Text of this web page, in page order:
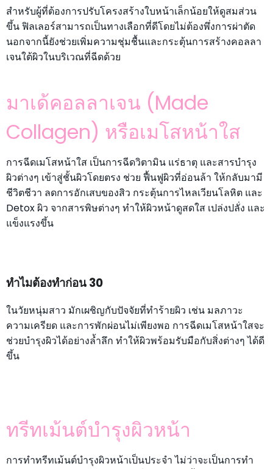
สำหรับผู้ที่ต้องการปรับโครงสร้างใบหน้าเล็กน้อยให้ดูสมส่วน
ขึ้น ฟิลเลอร์สามารถเป็นทางเลือกที่ดีโดยไม่ต้องพึ่งการผ่าตัด
นอกจากนี้ยังช่วยเพิ่มความชุ่มชื้นและกระตุ้นการสร้างคอลลา
เจนใต้ผิวในบริเวณที่ฉีดด้วย
มาเด้คอลลาเจน (Made
Collagen) หรือเมโสหน้าใส
การฉีดเมโสหน้าใส เป็นการฉีดวิตามิน แร่ธาตุ และสารบำรุง
ผิวต่างๆ เข้าสู่ชั้นผิวโดยตรง ช่วย ฟื้นฟูผิวที่อ่อนล้า ให้กลับมามี
ชีวิตชีวา ลดการอักเสบของสิว กระตุ้นการไหลเวียนโลหิต และ
Detox ผิว จากสารพิษต่างๆ ทำให้ผิวหน้าดูสดใส เปล่งปลั่ง และ
แข็งแรงขึ้น
ทำไมต้องทำก่อน 30
ในวัยหนุ่มสาว มักเผชิญกับปัจจัยที่ทำร้ายผิว เช่น มลภาวะ
ความเครียด และการพักผ่อนไม่เพียงพอ การฉีดเมโสหน้าใสจะ
ช่วยบำรุงผิวได้อย่างล้ำลึก ทำให้ผิวพร้อมรับมือกับสิ่งต่างๆ ได้ดี
ขึ้น
ทรีทเม้นต์บำรุงผิวหน้า
การทำทรีทเม้นต์บำรุงผิวหน้าเป็นประจำ ไม่ว่าจะเป็นการทำ